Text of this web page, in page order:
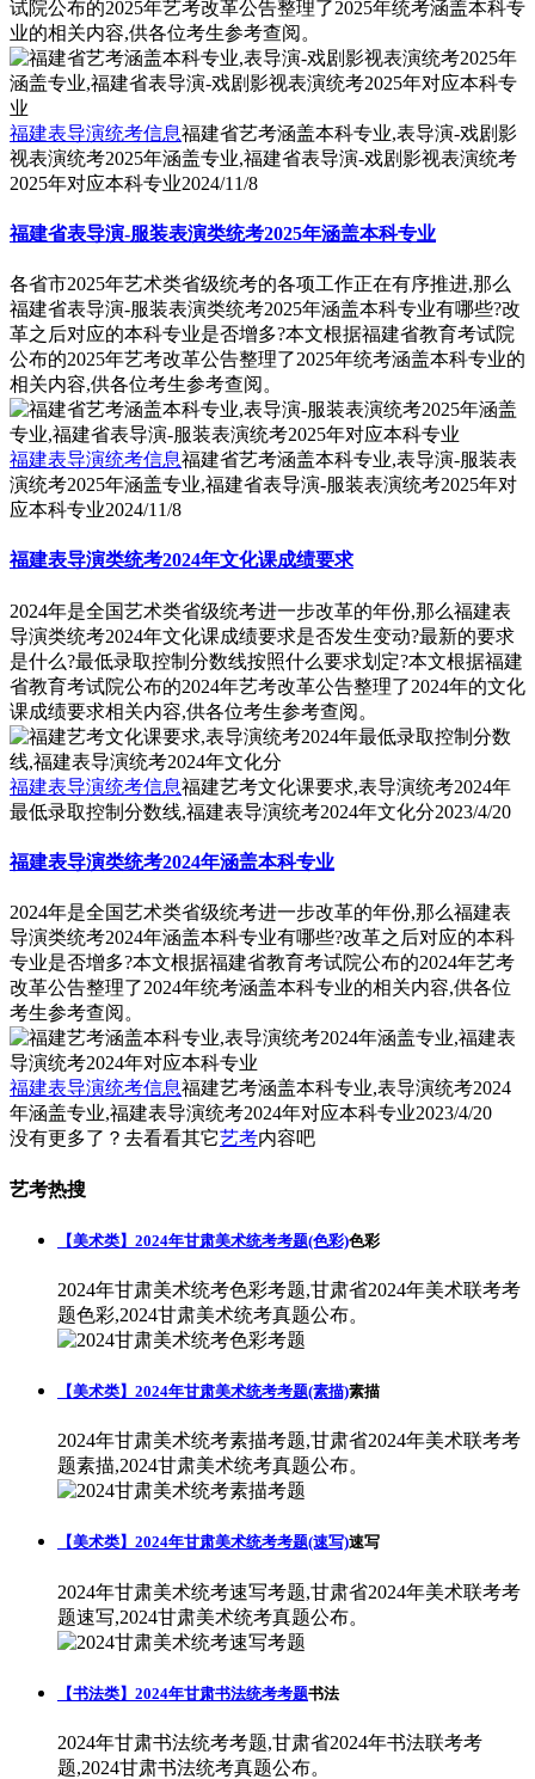
试院公布的2025年艺考改革公告整理了2025年统考涵盖本科专
业的相关内容,供各位考生参考查阅。
福建表导演统考信息福建省艺考涵盖本科专业,表导演-戏剧影
视表演统考2025年涵盖专业,福建省表导演-戏剧影视表演统考
2025年对应本科专业2024/11/8
福建省表导演-服装表演类统考2025年涵盖本科专业
各省市2025年艺术类省级统考的各项工作正在有序推进,那么
福建省表导演-服装表演类统考2025年涵盖本科专业有哪些?改
革之后对应的本科专业是否增多?本文根据福建省教育考试院
公布的2025年艺考改革公告整理了2025年统考涵盖本科专业的
相关内容,供各位考生参考查阅。
福建表导演统考信息福建省艺考涵盖本科专业,表导演-服装表
演统考2025年涵盖专业,福建省表导演-服装表演统考2025年对
应本科专业2024/11/8
福建表导演类统考2024年文化课成绩要求
2024年是全国艺术类省级统考进一步改革的年份,那么福建表
导演类统考2024年文化课成绩要求是否发生变动?最新的要求
是什么?最低录取控制分数线按照什么要求划定?本文根据福建
省教育考试院公布的2024年艺考改革公告整理了2024年的文化
课成绩要求相关内容,供各位考生参考查阅。
福建表导演统考信息福建艺考文化课要求,表导演统考2024年
最低录取控制分数线,福建表导演统考2024年文化分2023/4/20
福建表导演类统考2024年涵盖本科专业
2024年是全国艺术类省级统考进一步改革的年份,那么福建表
导演类统考2024年涵盖本科专业有哪些?改革之后对应的本科
专业是否增多?本文根据福建省教育考试院公布的2024年艺考
改革公告整理了2024年统考涵盖本科专业的相关内容,供各位
考生参考查阅。
福建表导演统考信息福建艺考涵盖本科专业,表导演统考2024
年涵盖专业,福建表导演统考2024年对应本科专业2023/4/20
没有更多了？去看看其它艺考内容吧
艺考热搜
【美术类】2024年甘肃美术统考考题(色彩)色彩
2024年甘肃美术统考色彩考题,甘肃省2024年美术联考考
题色彩,2024甘肃美术统考真题公布。
【美术类】2024年甘肃美术统考考题(素描)素描
2024年甘肃美术统考素描考题,甘肃省2024年美术联考考
题素描,2024甘肃美术统考真题公布。
【美术类】2024年甘肃美术统考考题(速写)速写
2024年甘肃美术统考速写考题,甘肃省2024年美术联考考
题速写,2024甘肃美术统考真题公布。
【书法类】2024年甘肃书法统考考题书法
2024年甘肃书法统考考题,甘肃省2024年书法联考考
题,2024甘肃书法统考真题公布。